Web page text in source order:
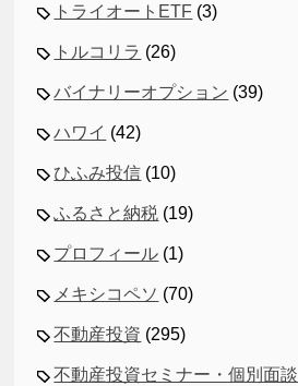
トライオートETF (3)
トルコリラ (26)
バイナリーオプション (39)
ハワイ (42)
ひふみ投信 (10)
ふるさと納税 (19)
プロフィール (1)
メキシコペソ (70)
不動産投資 (295)
不動産投資セミナー・個別面談